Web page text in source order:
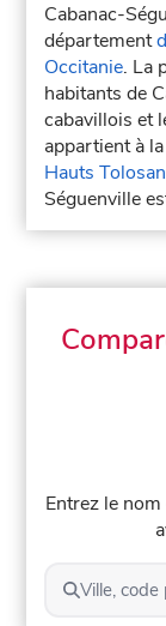
Cabanac-
département
Occitanie. La
habitants de
cabavillois et
appartient à
Hauts
Séguenville
Entrez le
Ville, code